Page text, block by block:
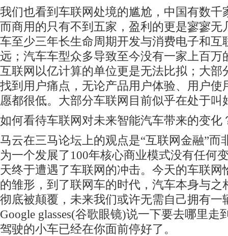
我们也看到车联网处境的尴尬，中国有数千
而商用的只有不到五家，盈利的更是寥寥无
车至少三年长生命周期开发与消费电子和互
远；汽车车型众多导致至今没有一家上百万
互联网以亿计算的单位更是无法比拟；大部
找到用户痛点，无论产品用户体验、用户使
愿都很低。大部分车联网目前似乎在处于叫
如何看待车联网对未来智能汽车带来的变化
马云在三马论坛上的观点是“互联网金融”而
为一个发展了100年核心商业模式没有任何
天终于遭遇了车联网的冲击。今天的车联网
的雏形，到了联网车的时代，汽车本身与之
彻底被颠覆，未来我们或许无需自己拥有一
Google glasses(谷歌眼镜)说一下要去哪里走
驾驶的小车已经在你面前停好了。